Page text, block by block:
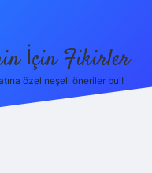
İçin Fikirler
özel neşeli öneriler bul!